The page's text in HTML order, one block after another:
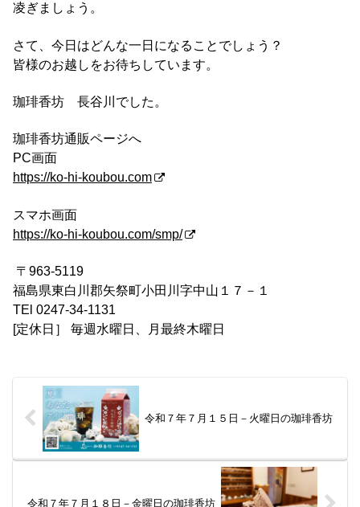
凌ぎましょう。
さて、今日はどんな一日になることでしょう？
皆様のお越しをお待ちしています。
珈琲香坊 長谷川でした。
珈琲香坊通販ページへ
PC画面
https://ko-hi-koubou.com
スマホ画面
https://ko-hi-koubou.com/smp/
〒963-5119
福島県東白川郡矢祭町小田川字中山１７－１
TEl 0247-34-1131
[定休日］ 毎週水曜日、月最終木曜日
令和７年７月１５日－火曜日の珈琲香坊
令和７年７月１８日－金曜日の珈琲香坊